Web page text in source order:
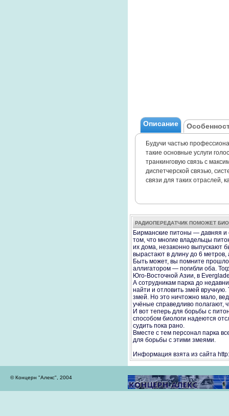
Описание
Будучи частью
такие основные услуги
транкинговую связь с
диспетчерской связью,
связи для таких отраслей,
РАДИОПЕРЕДАТЧИК ПОМОЖЕТ
Бирманские питоны — давняя и
том, что многие владельцы
их дома, незаконно выпускают
вырастают в длину до 6
Быть может, вы помните
аллигатором — погибли оба.
Юго-Восточной Азии, в
А сотрудникам парка до
найти и отловить змей
змей. Но это ничтожно мало,
учёные справедливо полагают,
И вот теперь для борьбы с
способом биологи надеются
судить пока рано.
Вместе с тем персонал парка
для борьбы с этими змеями.
Информация взята из сайта
© Концерн "Алекс", 2004